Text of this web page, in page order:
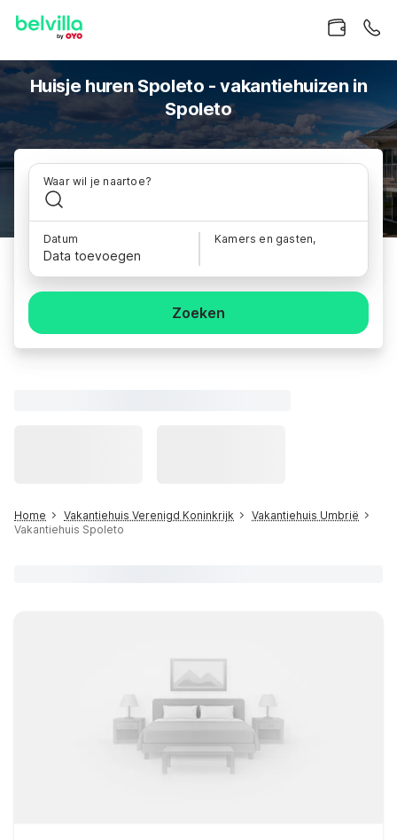
Huisje huren Spoleto - vakantiehuizen in
Spoleto
Waar wil je naartoe?
Datum
Data toevoegen
Kamers en gasten,
Zoeken
Home Vakantiehuis Verenigd Koninkrijk
Vakantiehuis Umbrië
Vakantiehuis Spoleto